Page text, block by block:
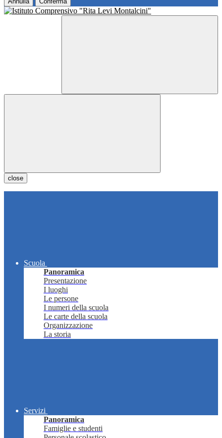
close
Scuola
Panoramica
Presentazione
I luoghi
Le persone
I numeri della scuola
Le carte della scuola
Organizzazione
La storia
Servizi
Panoramica
Famiglie e studenti